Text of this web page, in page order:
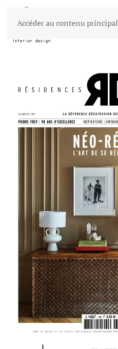
Accéder au contenu principal